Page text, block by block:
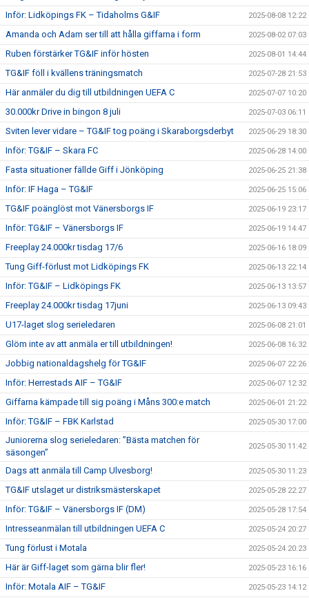
Inför: Lidköpings FK – Tidaholms G&IF 2025-08-08 12:22
Amanda och Adam ser till att hålla giffarna i form 2025-08-02 07:03
Ruben förstärker TG&IF inför hösten 2025-08-01 14:44
TG&IF föll i kvällens träningsmatch 2025-07-28 21:53
Här anmäler du dig till utbildningen UEFA C 2025-07-07 10:20
30.000kr Drive in bingon 8 juli 2025-07-03 06:11
Sviten lever vidare – TG&IF tog poäng i Skaraborgsderbyt 2025-06-29 18:30
Inför: TG&IF – Skara FC 2025-06-28 14:00
Fasta situationer fällde Giff i Jönköping 2025-06-25 21:38
Inför: IF Haga – TG&IF 2025-06-25 15:06
TG&IF poänglöst mot Vänersborgs IF 2025-06-19 23:17
Inför: TG&IF – Vänersborgs IF 2025-06-19 14:47
Freeplay 24.000kr tisdag 17/6 2025-06-16 18:09
Tung Giff-förlust mot Lidköpings FK 2025-06-13 22:14
Inför: TG&IF – Lidköpings FK 2025-06-13 13:57
Freeplay 24.000kr tisdag 17juni 2025-06-13 09:43
U17-laget slog serieledaren 2025-06-08 21:01
Glöm inte av att anmäla er till utbildningen! 2025-06-08 16:32
Jobbig nationaldagshelg för TG&IF 2025-06-07 22:26
Inför: Herrestads AIF – TG&IF 2025-06-07 12:32
Giffarna kämpade till sig poäng i Måns 300:e match 2025-06-01 21:22
Inför: TG&IF – FBK Karlstad 2025-05-30 17:00
Juniorerna slog serieledaren: ”Bästa matchen för
säsongen”
2025-05-30 11:42
Dags att anmäla till Camp Ulvesborg! 2025-05-30 11:23
TG&IF utslaget ur distriksmästerskapet 2025-05-28 22:27
Inför: TG&IF – Vänersborgs IF (DM) 2025-05-28 17:54
Intresseanmälan till utbildningen UEFA C 2025-05-24 20:27
Tung förlust i Motala 2025-05-24 20:23
Här är Giff-laget som gärna blir fler! 2025-05-23 16:16
Inför: Motala AIF – TG&IF 2025-05-23 14:12